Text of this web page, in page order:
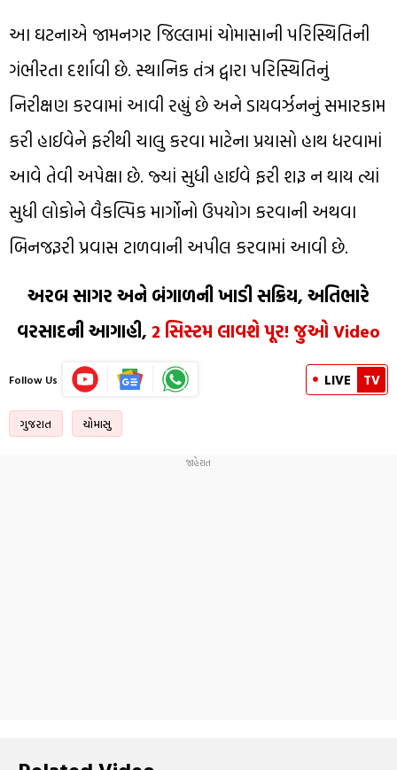
આ ઘટનાએ જામનગર જિલ્લામાં ચોમાસાની પરિસ્થિતિની
ગંભીરતા દર્શાવી છે. સ્થાનિક તંત્ર દ્વારા પરિસ્થિતિનું
નિરીક્ષણ કરવામાં આવી રહ્યું છે અને ડાયવર્ઝનનું સમારકામ
કરી હાઈવેને ફરીથી ચાલુ કરવા માટેના પ્રયાસો હાથ ધરવામાં
આવે તેવી અપેક્ષા છે. જ્યાં સુધી હાઈવે ફરી શરૂ ન થાય ત્યાં
સુધી લોકોને વૈકલ્પિક માર્ગોનો ઉપયોગ કરવાની અથવા
બિનજરૂરી પ્રવાસ ટાળવાની અપીલ કરવામાં આવી છે.
અરબ સાગર અને બંગાળની ખાડી સક્રિય, અતિભારે
વરસાદની આગાહી, 2 સિસ્ટમ લાવશે પૂર! જુઓ Video
Follow Us LIVE TV
ગુજરાત ચોમાસુ